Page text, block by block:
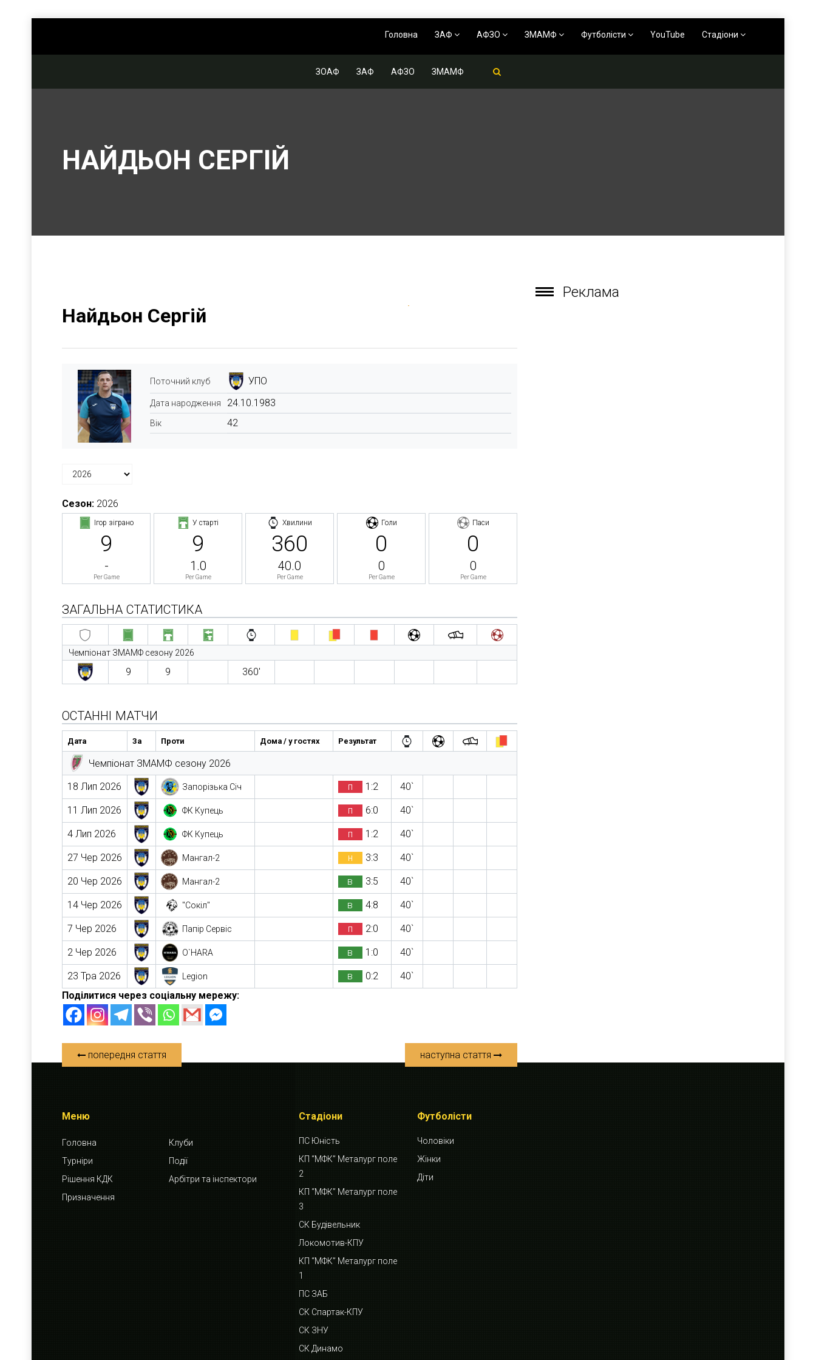
Головна ЗАФ АФЗО ЗМАМФ Футболісти YouTube Стадіони
ЗОАФ ЗАФ АФЗО ЗМАМФ
НАЙДЬОН СЕРГІЙ
Найдьон Сергій
Поточний клуб УПО
Дата народження 24.10.1983
Вік 42
Сезон: 2026
Ігор зіграно
9
-
Per Game
У старті
9
1.0
Per Game
Хвилини
360
40.0
Per Game
Голи
0
0
Per Game
Паси
0
0
Per Game
ЗАГАЛЬНА СТАТИСТИКА
Чемпіонат ЗМАМФ сезону 2026
9 9 360′
ОСТАННІ МАТЧИ
Дата За Проти Дома / у гостях Результат
Чемпіонат ЗМАМФ сезону 2026
18 Лип 2026 Запорізька Січ п 1:2 40`
11 Лип 2026 ФК Купець п 6:0 40`
4 Лип 2026 ФК Купець п 1:2 40`
27 Чер 2026 Мангал-2 н 3:3 40`
20 Чер 2026 Мангал-2 в 3:5 40`
14 Чер 2026 "Сокіл" в 4:8 40`
7 Чер 2026 Папір Сервіс п 2:0 40`
2 Чер 2026 O`HARA в 1:0 40`
23 Тра 2026 Legion в 0:2
40`
Поділитися через соціальну мережу:
попередня стаття наступна стаття
Реклама
Меню
Головна
Клуби
Турніри
Події
Рішення КДК
Арбітри та інспектори
Призначення
Стадіони
ПС Юність
КП “МФК” Металург поле
2
КП “МФК” Металург поле
3
СК Будівельник
Локомотив-КПУ
КП “МФК” Металург поле
1
ПС ЗАБ
СК Спартак-КПУ
СК ЗНУ
СК Динамо
Футболісти
Чоловіки
Жінки
Діти